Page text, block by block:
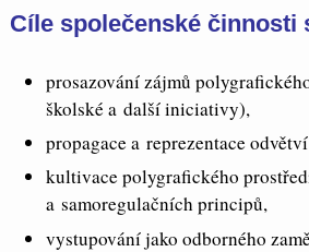
Cíle společenské činnosti
prosazování zájmů
školské a další iniciativy),
propagace a reprezentace
kultivace polygrafického
a samoregulačních principů,
vystupování jako odborného